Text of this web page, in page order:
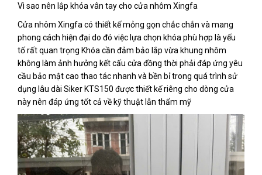
Vì sao nên lắp khóa vân tay cho cửa nhôm Xingfa
Cửa nhôm Xingfa có thiết kế mỏng gọn chắc chắn và mang
phong cách hiện đại do đó việc lựa chọn khóa phù hợp là yếu
tố rất quan trọng Khóa cần đảm bảo lắp vừa khung nhôm
không làm ảnh hưởng kết cấu cửa đồng thời phải đáp ứng yêu
cầu bảo mật cao thao tác nhanh và bền bỉ trong quá trình sử
dụng lâu dài Siker KTS150 được thiết kế riêng cho dòng cửa
này nên đáp ứng tốt cả về kỹ thuật lẫn thẩm mỹ